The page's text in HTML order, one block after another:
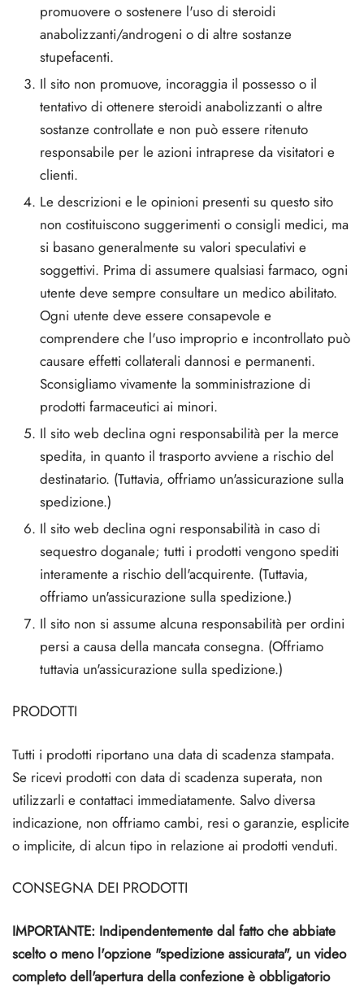
promuovere o sostenere l'uso di steroidi
anabolizzanti/androgeni o di altre sostanze
stupefacenti.
Il sito non promuove, incoraggia il possesso o il
tentativo di ottenere steroidi anabolizzanti o altre
sostanze controllate e non può essere ritenuto
responsabile per le azioni intraprese da visitatori e
clienti.
Le descrizioni e le opinioni presenti su questo sito
non costituiscono suggerimenti o consigli medici, ma
si basano generalmente su valori speculativi e
soggettivi. Prima di assumere qualsiasi farmaco, ogni
utente deve sempre consultare un medico abilitato.
Ogni utente deve essere consapevole e
comprendere che l'uso improprio e incontrollato può
causare effetti collaterali dannosi e permanenti.
Sconsigliamo vivamente la somministrazione di
prodotti farmaceutici ai minori.
Il sito web declina ogni responsabilità per la merce
spedita, in quanto il trasporto avviene a rischio del
destinatario. (Tuttavia, offriamo un'assicurazione sulla
spedizione.)
Il sito web declina ogni responsabilità in caso di
sequestro doganale; tutti i prodotti vengono spediti
interamente a rischio dell'acquirente. (Tuttavia,
offriamo un'assicurazione sulla spedizione.)
Il sito non si assume alcuna responsabilità per ordini
persi a causa della mancata consegna. (Offriamo
tuttavia un'assicurazione sulla spedizione.)
PRODOTTI
Tutti i prodotti riportano una data di scadenza stampata.
Se ricevi prodotti con data di scadenza superata, non
utilizzarli e contattaci immediatamente. Salvo diversa
indicazione, non offriamo cambi, resi o garanzie, esplicite
o implicite, di alcun tipo in relazione ai prodotti venduti.
CONSEGNA DEI PRODOTTI
IMPORTANTE: Indipendentemente dal fatto che abbiate
scelto o meno l'opzione "spedizione assicurata", un video
completo dell'apertura della confezione è obbligatorio